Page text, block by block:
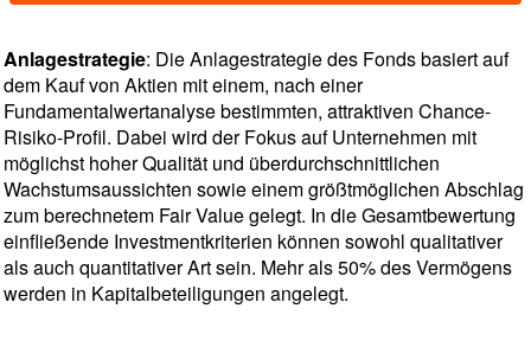
Anlagestrategie: Die Anlagestrategie des Fonds basiert auf
dem Kauf von Aktien mit einem, nach einer
Fundamentalwertanalyse bestimmten, attraktiven Chance-
Risiko-Profil. Dabei wird der Fokus auf Unternehmen mit
möglichst hoher Qualität und überdurchschnittlichen
Wachstumsaussichten sowie einem größtmöglichen Abschlag
zum berechnetem Fair Value gelegt. In die Gesamtbewertung
einfließende Investmentkriterien können sowohl qualitativer
als auch quantitativer Art sein. Mehr als 50% des Vermögens
werden in Kapitalbeteiligungen angelegt.